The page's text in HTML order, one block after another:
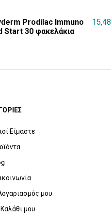
Prodilac Immuno
Start 30 φακελάκια
15,48
Είμαστε
μου
μου